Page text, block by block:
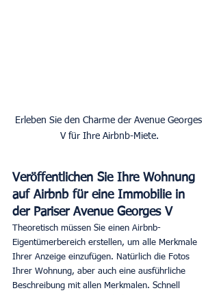
Erleben Sie den Charme der Avenue Georges
Veröffentlichen Sie Ihre Wohnung
auf Airbnb für eine Immobilie in
der Pariser Avenue Georges V
Theoretisch müssen Sie einen Airbnb-
Eigentümerbereich erstellen, um alle Merkmale
Ihrer Anzeige einzufügen. Natürlich die Fotos
Ihrer Wohnung, aber auch eine ausführliche
Beschreibung mit allen Merkmalen. Schnell